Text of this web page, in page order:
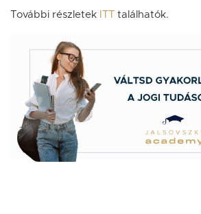
További részletek találhatók.